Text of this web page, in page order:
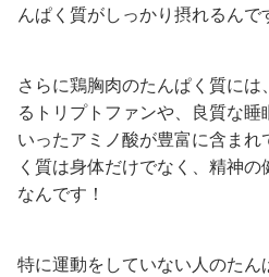
んぱく質がしっかり摂れるんで
さらに鶏胸肉のたんぱく質に
るトリプトファンや、良質な
いったアミノ酸が豊富に含ま
く質は身体だけでなく、精神
なんです！
特に運動をしていない人のたん